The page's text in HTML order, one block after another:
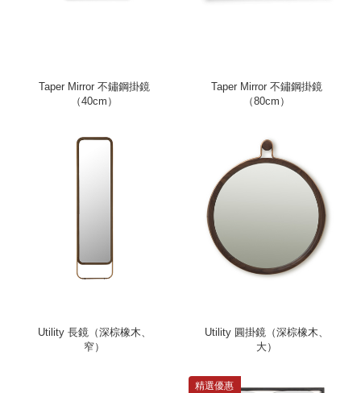
Taper Mirror 不鏽鋼掛鏡
（40cm）
Taper Mirror 不鏽鋼掛鏡
（80cm）
Utility 長鏡（深棕橡木、
窄）
Utility 圓掛鏡（深棕橡木、
大）
精選優惠